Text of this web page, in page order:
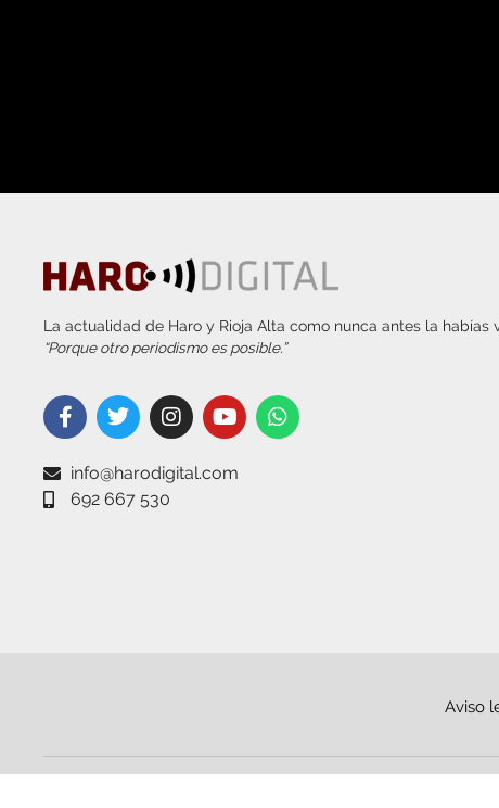
La actualidad de Haro y Rioja Alta como nunca antes la habías
“Porque otro periodismo es posible.”
info@harodigital.com
692 667 530
Aviso